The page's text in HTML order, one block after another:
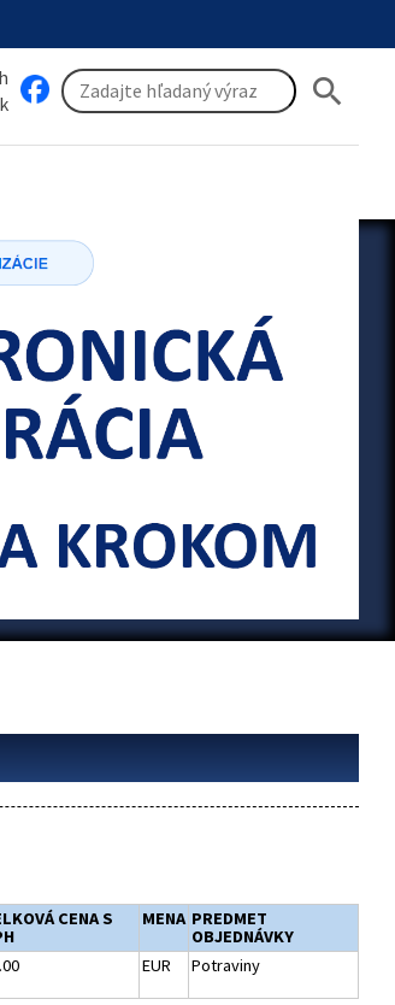
search
CENA S
MENA PREDMET
OBJEDNÁVKY
EUR Potraviny